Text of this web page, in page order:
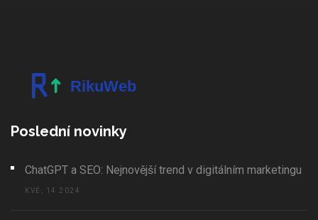
Poslední novinky
ChatGPT a SEO: Nejnovější trend v digitálním marketingu
KVĚ, 14 2024